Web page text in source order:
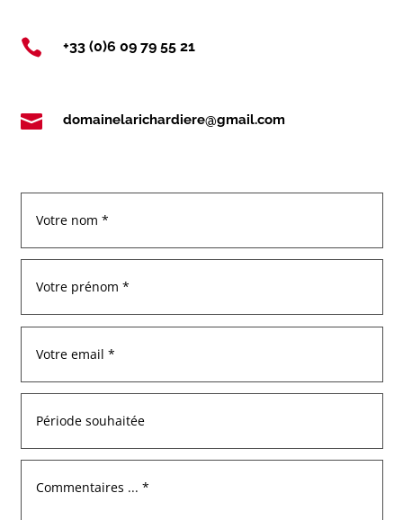
 +33 (0)6 09 79 55 21
 domainelarichardiere@gmail.com